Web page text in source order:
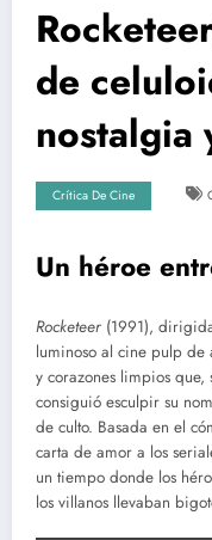
de
nostalgia
Crítica De Cine
Un héroe
Rocketeer (1991),
luminoso al cine pulp de
y corazones limpios
consiguió esculpir su
de culto. Basada en el
carta de amor a los
un tiempo donde los
los villanos llevaban